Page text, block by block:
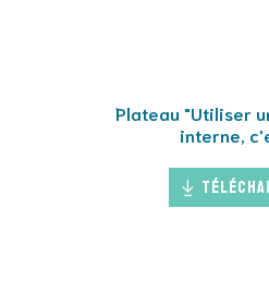
Plateau "Utiliser
interne,